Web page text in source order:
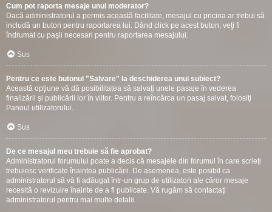
Cum pot raporta mesaje unui moderator?
Dacă administratorul a permis această facilitate, mesajul cu pricina ar trebui să
includă un buton pentru raportarea lui. Dând click pe acest buton, veţi fi
îndrumat cu paşii necesari pentru raportarea mesajului.
Sus
Pentru ce este butonul "Salvare" la deschiderea unui subiect?
Această opţiune vă dă posibilitatea să salvaţi unele pasaje în vederea
finalizării şi publicării lor în viitor. Pentru a reîncărca un pasaj salvat, folosiţi
Panoul utilizatorului.
Sus
De ce mesajul meu trebuie să fie aprobat?
Administratorul forumului poate a decis că mesajele din forumul în care scrieţi
trebuiesc verificate înaintea publicării. De asemenea, este posibil ca
administratorul să vă fi adăugat într-un grup de utilizatori ale căror mesaje
recesită o revizuire înainte de a fi publicate. Vă rugăm să contactaţi
administratorul pentru mai multe detalii.